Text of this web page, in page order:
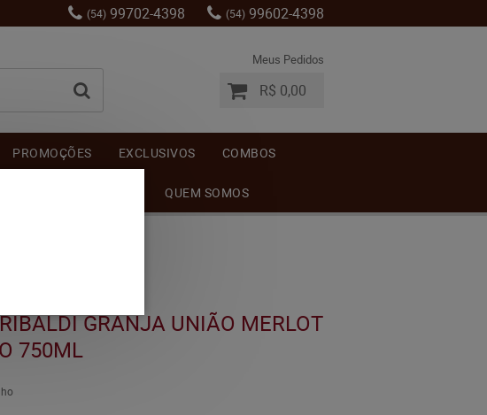
(54) 99702-4398 (54) 99602-4398
Meus Pedidos
R$ 0,00
PROMOÇÕES EXCLUSIVOS COMBOS
QUEM SOMOS
GRANJA UNIÃO MERLOT
750ML